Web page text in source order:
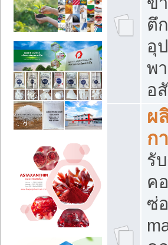
ตึ
อุ
พ
อ
ผ
ก
รั
ค
ซ่